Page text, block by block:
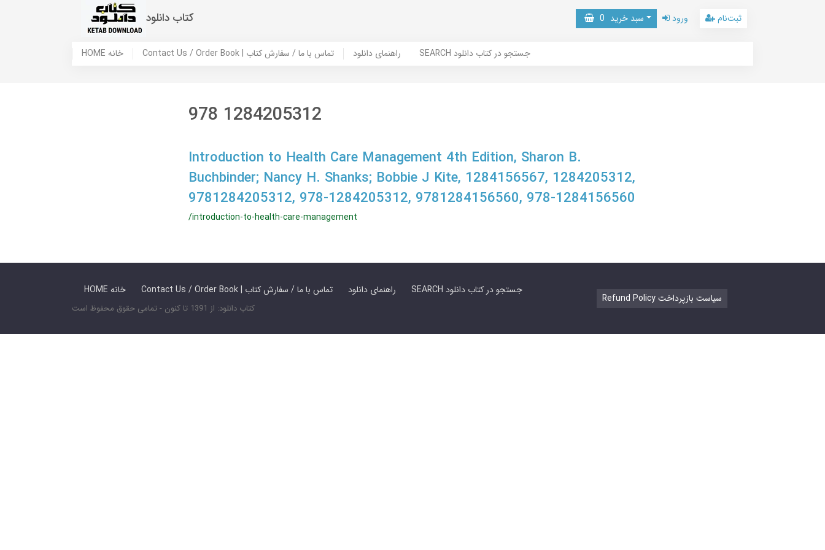
کتاب دانلود سبد خرید 0 ورود ثبت‌نام
HOME خانه Contact Us / Order Book | تماس با ما / سفارش کتاب راهنمای دانلود SEARCH جستجو در کتاب دانلود
978 1284205312
Introduction to Health Care Management 4th Edition, Sharon B.
Buchbinder; Nancy H. Shanks; Bobbie J Kite, 1284156567, 1284205312,
9781284205312, 978-1284205312, 9781284156560, 978-1284156560
/introduction-to-health-care-management
HOME خانه Contact Us / Order Book | تماس با ما / سفارش کتاب راهنمای دانلود SEARCH جستجو در کتاب دانلود
کتاب دانلود: از 1391 تا کنون - تمامی حقوق محفوظ است
Refund Policy سیاست بازپرداخت